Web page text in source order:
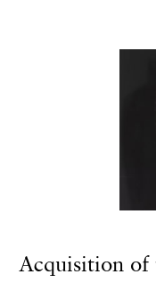
Acquisition of